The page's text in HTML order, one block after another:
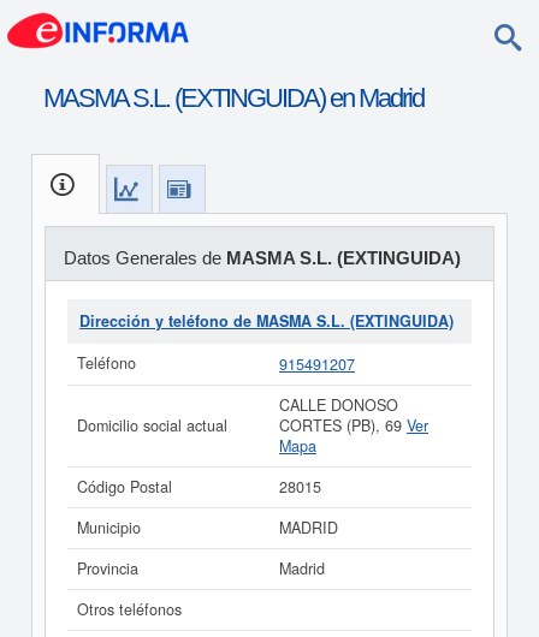
MASMA S.L. (EXTINGUIDA) en Madrid
Datos Generales de MASMA S.L. (EXTINGUIDA)
Dirección y teléfono de MASMA S.L. (EXTINGUIDA)
Teléfono
915491207
Domicilio social actual
CALLE DONOSO
CORTES (PB), 69 Ver
Mapa
Código Postal
28015
Municipio
MADRID
Provincia
Madrid
Otros teléfonos